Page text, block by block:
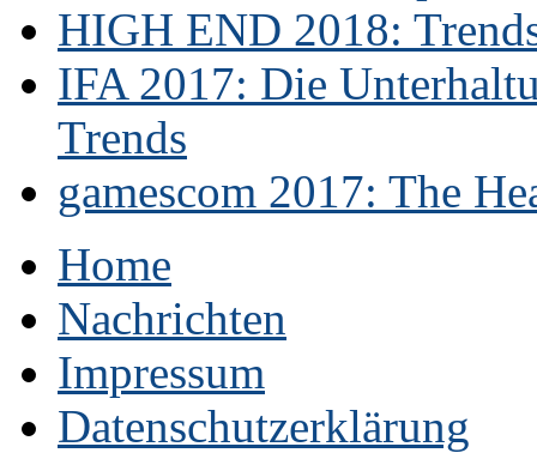
HIGH END 2018:
IFA 2017: Die
Trends
gamescom 2017: The
Home
Nachrichten
Impressum
Datenschutzerklärung